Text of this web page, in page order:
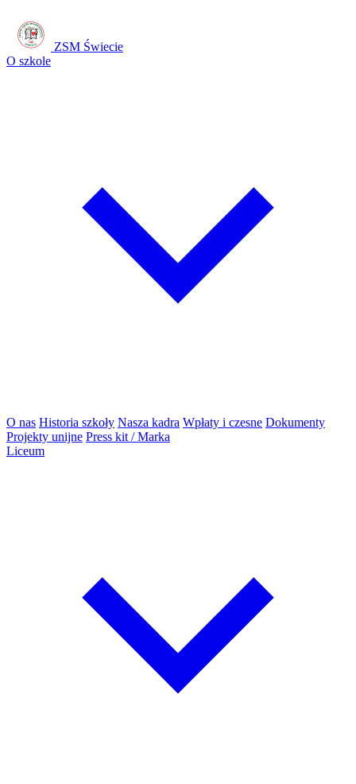
ZSM Świecie
O szkole
O nas Historia szkoły Nasza kadra Wpłaty i czesne Dokumenty
Projekty unijne Press kit / Marka
Liceum